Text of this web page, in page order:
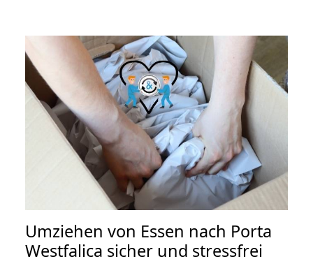
Umziehen von Essen nach Porta
Westfalica sicher und stressfrei